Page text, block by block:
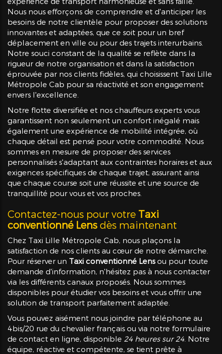
Nous nous efforçons de comprendre et d'anticiper les
besoins de notre clientèle pour proposer des solutions
innovantes et adaptées, que ce soit pour un bref
déplacement en ville ou pour des trajets interurbains.
Notre souci constant de la qualité se reflète dans la
rigueur de notre organisation et dans la satisfaction
éprouvée par nos clients fidèles, qui choisissent Taxi Lille
Métropole Cab pour sa réactivité et son engagement
envers l'excellence.
Notre flotte diversifiée et nos chauffeurs experts vous
garantissent non seulement un confort inégalé mais
également une expérience de mobilité intégrée, où
chaque détail est pensé pour votre commodité. Nous
sommes en mesure de proposer des services
personnalisés s'adaptant aux contraintes horaires et aux
exigences spécifiques de chaque trajet, assurant ainsi
que chaque course soit une réussite et une source de
tranquillité pour vous et vos proches.
Contactez-nous pour votre Taxi
conventionné Lensdès maintenant
Chez Taxi Lille Métropole Cab, nous plaçons la
satisfaction de nos clients au cœur de notre démarche.
Pour réserver un Taxi conventionné Lensou pour toute
demande d'information, n'hésitez pas à nous contacter
via les différents canaux proposés. Nous sommes
disponibles pour étudier vos besoins et vous offrir une
solution de transport parfaitement adaptée.
Vous pouvez aisément nous joindre par téléphone au
4bis/20 rue du chevalier français ou via notre formulaire
de contact en ligne, disponible 24 heures sur 24 . Notre
équipe, réactive et compétente, se tient prête à